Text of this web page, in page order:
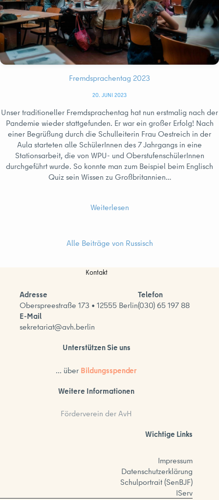
Fremdsprachentag 2023
20. JUNI 2023
Unser traditioneller Fremdsprachentag hat nun erstmalig nach der
Pandemie wieder stattgefunden. Er war ein großer Erfolg! Nach
einer Begrüßung durch die Schulleiterin Frau Oestreich in der
Aula starteten alle SchülerInnen des 7 Jahrgangs in eine
Stationsarbeit, die von WPU- und OberstufenschülerInnen
durchgeführt wurde. So konnte man zum Beispiel beim Englisch
Quiz sein Wissen zu Großbritannien…
Weiterlesen
Alle Beiträge von Russisch
Kontakt
Adresse
Oberspreestraße 173 • 12555 Berlin
Telefon
(030) 65 197 88
E-Mail
sekretariat@avh.berlin
Unterstützen Sie uns
... über Bildungsspender
Weitere Informationen
Förderverein der AvH
Wichtige Links
Impressum
Datenschutzerklärung
Schulportrait (SenBJF)
IServ